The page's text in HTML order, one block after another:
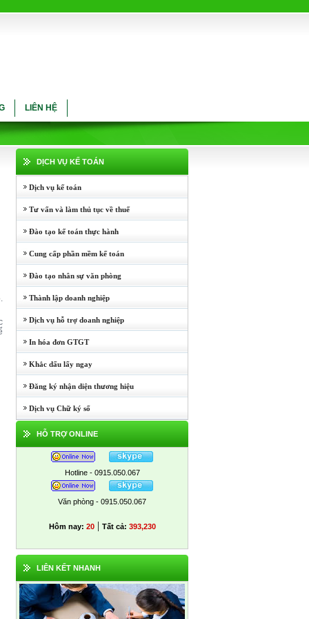
LIÊN HỆ
DỊCH VỤ KẾ TOÁN
Dịch vụ kế toán
Tư vấn và làm thủ tục về thuế
Đào tạo kế toán thực hành
Cung cấp phần mềm kế toán
Đào tạo nhân sự văn phòng
Thành lập doanh nghiệp
Dịch vụ hỗ trợ doanh nghiệp
In hóa đơn GTGT
Khắc dấu lấy ngay
Đăng ký nhận diện thương hiệu
Dịch vụ Chữ ký số
HỖ TRỢ ONLINE
Hotline - 0915.050.067
Văn phòng - 0915.050.067
Hôm nay: 20| Tất cả: 393,230
LIÊN KẾT NHANH